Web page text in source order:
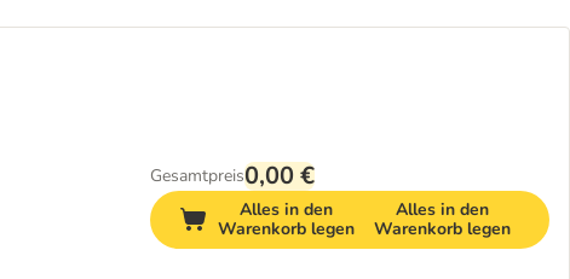
Gesamtpreis0,00 €
Alles in den
Warenkorb legen
Alles in den
Warenkorb legen